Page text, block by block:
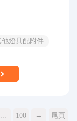
他燈具配附件
... 100 → 尾頁